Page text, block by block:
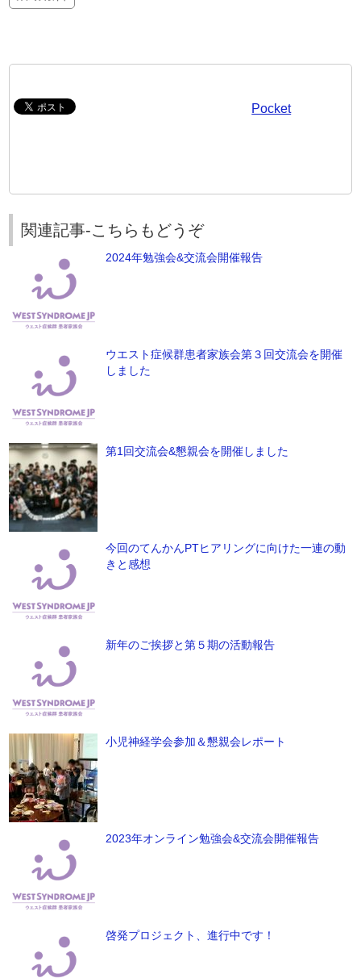
Pocket
関連記事-こちらもどうぞ
2024年勉強会&交流会開催報告
ウエスト症候群患者家族会第３回交流会を開催
しました
第1回交流会&懇親会を開催しました
今回のてんかんPTヒアリングに向けた一連の動
きと感想
新年のご挨拶と第５期の活動報告
小児神経学会参加＆懇親会レポート
2023年オンライン勉強会&交流会開催報告
啓発プロジェクト、進行中です！